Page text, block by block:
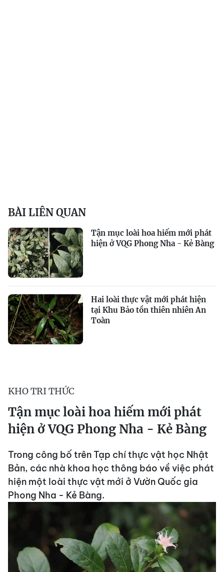
BÀI LIÊN QUAN
Tận mục loài hoa hiếm mới phát
hiện ở VQG Phong Nha - Kẻ Bàng
Hai loài thực vật mới phát hiện
tại Khu Bảo tồn thiên nhiên An
Toàn
KHO TRI THỨC
Tận mục loài hoa hiếm mới phát
hiện ở VQG Phong Nha - Kẻ Bàng
Trong công bố trên Tạp chí thực vật học Nhật
Bản, các nhà khoa học thông báo về việc phát
hiện một loài thực vật mới ở Vườn Quốc gia
Phong Nha - Kẻ Bàng.